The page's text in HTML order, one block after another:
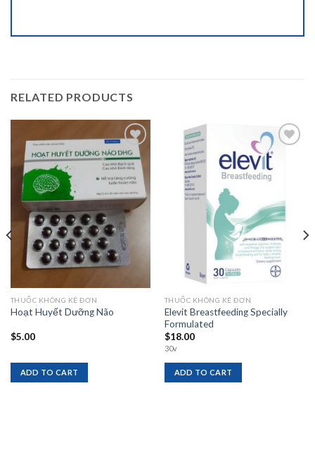
RELATED PRODUCTS
Add to
wishlist
THUỐC KHÔNG KÊ ĐƠN
Hoạt Huyết Dưỡng Não
$5.00
ADD TO CART
Add to
THUỐC KHÔNG KÊ ĐƠN
Elevit Breastfeeding Specially
Formulated
$18.00
30v
ADD TO CART